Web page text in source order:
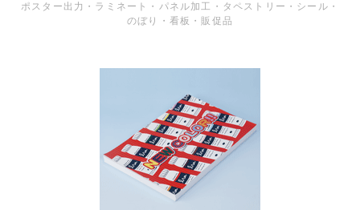
ポスター出力・ラミネート・パネル加工・タペストリー・シール・
のぼり・看板・販促品